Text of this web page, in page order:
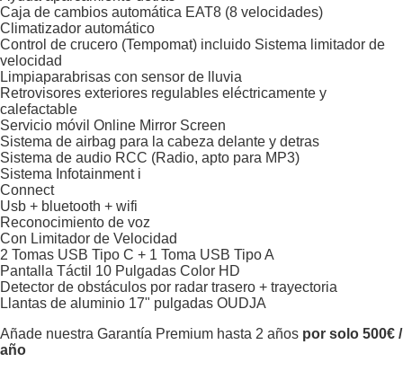
Caja de cambios automática EAT8 (8 velocidades)
Climatizador automático
Control de crucero (Tempomat) incluido Sistema limitador de
velocidad
Limpiaparabrisas con sensor de lluvia
Retrovisores exteriores regulables eléctricamente y
calefactable
Servicio móvil Online Mirror Screen
Sistema de airbag para la cabeza delante y detras
Sistema de audio RCC (Radio, apto para MP3)
Sistema Infotainment i
Connect
Usb + bluetooth + wifi
Reconocimiento de voz
Con Limitador de Velocidad
2 Tomas USB Tipo C + 1 Toma USB Tipo A
Pantalla Táctil 10 Pulgadas Color HD
Detector de obstáculos por radar trasero + trayectoria
Llantas de aluminio 17" pulgadas OUDJA
Añade nuestra Garantía Premium hasta 2 años por solo 500€ /
año